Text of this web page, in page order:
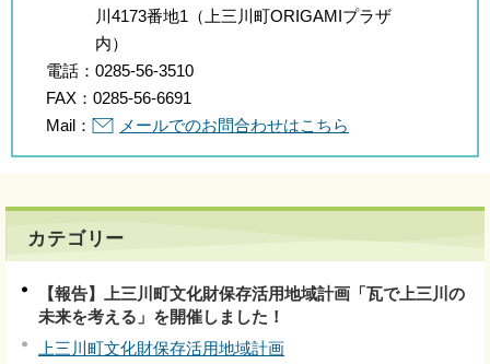
川4173番地1（上三川町ORIGAMIプラザ
内）
電話： 0285-56-3510
FAX： 0285-56-6691
Mail：
メールでのお問合わせはこちら
カテゴリー
【報告】上三川町文化財保存活用地域計画「瓦で上三川の
未来を考える」を開催しました！
上三川町文化財保存活用地域計画